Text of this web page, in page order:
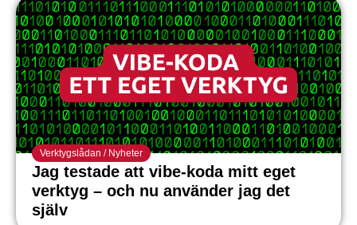
Verktygslådan / Nyheter
Jag testade att vibe-koda mitt eget
verktyg – och nu använder jag det
själv